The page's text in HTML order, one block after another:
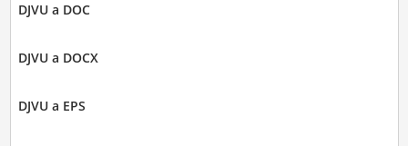
DJVU a DOC
DJVU a DOCX
DJVU a EPS